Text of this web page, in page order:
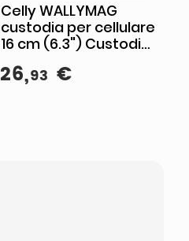
Celly WALLYMAG
custodia per cellulare
16 cm (6.3") Custodia
a borsellino Nero
26,93 €